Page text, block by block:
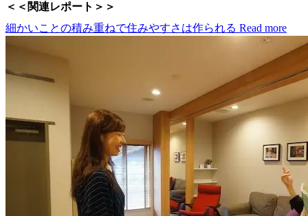
＜＜関連レポート＞＞
細かいことの積み重ねで住みやすさは作られる Read more